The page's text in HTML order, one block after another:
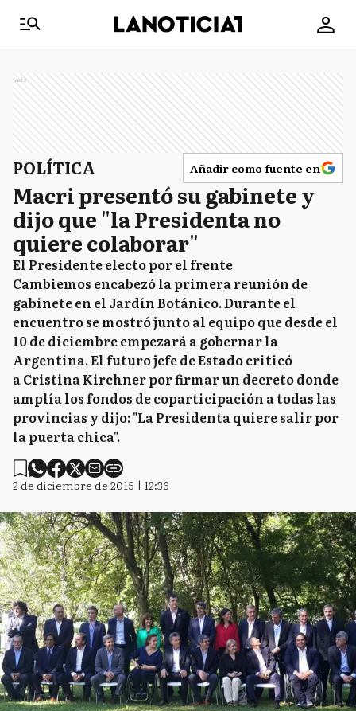
Ads
POLÍTICA Añadir como fuente en
Macri presentó su gabinete y
dijo que "la Presidenta no
quiere colaborar"
El Presidente electo por el frente
Cambiemos encabezó la primera reunión de
gabinete en el Jardín Botánico. Durante el
encuentro se mostró junto al equipo que desde el
10 de diciembre empezará a gobernar la
Argentina. El futuro jefe de Estado criticó
a Cristina Kirchner por firmar un decreto donde
amplía los fondos de coparticipación a todas las
provincias y dijo: "La Presidenta quiere salir por
la puerta chica".
2 de diciembre de 2015 | 12:36